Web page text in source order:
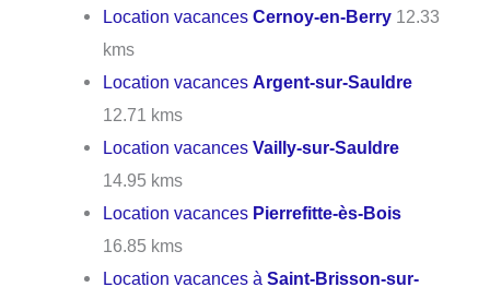
Location vacancesCernoy-en-Berry 12.33
kms
Location vacancesArgent-sur-Sauldre
12.71 kms
Location vacancesVailly-sur-Sauldre
14.95 kms
Location vacances Pierrefitte-ès-Bois
16.85 kms
Location vacances àSaint-Brisson-sur-